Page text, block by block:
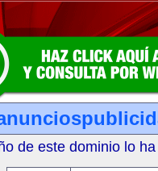
de este dominio lo